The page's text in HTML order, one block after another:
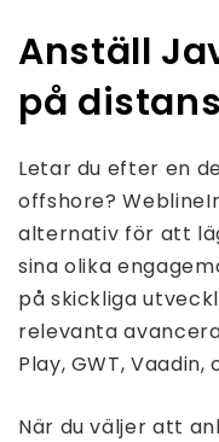
Anställ
på
Letar du efter en
offshore?
alternativ för att
sina olika
på skickliga
relevanta
Play, GWT, Vaadin,
När du väljer att